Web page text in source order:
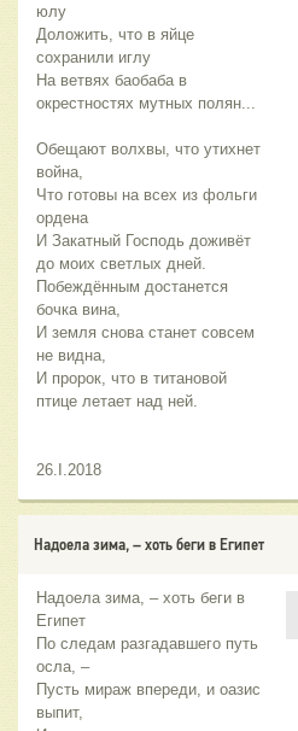
юлу
Доложить, что в яйце
сохранили иглу
На ветвях баобаба в
окрестностях мутных полян...
Обещают волхвы, что утихнет
война,
Что готовы на всех из фольги
ордена
И Закатный Господь доживёт
до моих светлых дней.
Побеждённым достанется
бочка вина,
И земля снова станет совсем
не видна,
И пророк, что в титановой
птице летает над ней.
26.I.2018
Надоела зима, – хоть беги в Египет
Надоела зима, – хоть беги в
Египет
По следам разгадавшего путь
осла, –
Пусть мираж впереди, и оазис
выпит,